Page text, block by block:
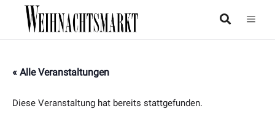
« Alle Veranstaltungen
Diese Veranstaltung hat bereits stattgefunden.